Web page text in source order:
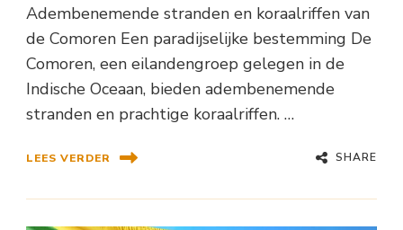
Adembenemende stranden en koraalriffen van
de Comoren Een paradijselijke bestemming De
Comoren, een eilandengroep gelegen in de
Indische Oceaan, bieden adembenemende
stranden en prachtige koraalriffen. …
LEES VERDER SHARE